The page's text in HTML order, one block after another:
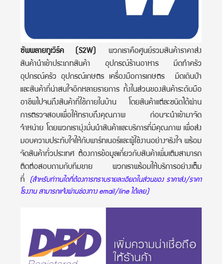
ซัพพลายทูเวิร์ค (S2W) พวกเราคือศูนย์รวมสินค้าราคาส่ง
สินค้านำเข้าประเภทสินค้า อุปกรณ์ร้านอาหาร มีดทำครัว
อุปกรณ์ครัว อุปกรณ์เกษตร เครื่องมือการเกษตร มีดเดินป่า
และสินค้าที่น่าสนใจอีกหลายรายการ ทั้งในส่วนของสินค้าระดับมือ
อาชีพไปจนถึงสินค้าที่ใช้ภายในบ้าน โดยสินค้าแต่ละชนิดได้ผ่าน
การตรวจสอบเพื่อให้ทราบถึงคุณภาพ ก่อนจะนำเข้ามาจัด
จำหน่าย โดยพวกเรามุ่งมั่นนำสินค้าและบริการที่มีคุณภาพ เพื่อส่ง
มอบความประทับใจให้กับพาร์ทเนอร์และผู้ใช้งานอย่างจริงใจ พร้อม
จัดสินค้าทั่วประเทศ ต้องการข้อมูลเกี่ยวกับสินค้าเพิ่มเติมสามารถ
ติดต่อสอบถามกับทีมขาย พวกเราพร้อมให้บริการอย่างเต็ม
ที่
(สำหรับท่าานใดที่ต้องการทราบรายละเอียดในส่วนของ ราคาส่ง/ราคา
โรงงาน สามารถแจ้งผ่านช่องทาง email/line ได้เลย)